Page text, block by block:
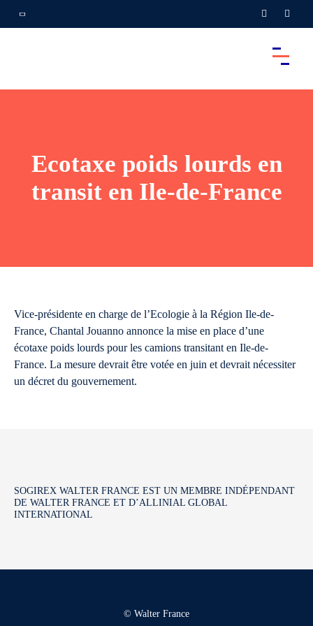
Ecotaxe poids lourds en
transit en Ile-de-France
Vice-présidente en charge de l’Ecologie à la Région Ile-de-
France, Chantal Jouanno annonce la mise en place d’une
écotaxe poids lourds pour les camions transitant en Ile-de-
France. La mesure devrait être votée en juin et devrait nécessiter
un décret du gouvernement.
SOGIREX WALTER FRANCE EST UN MEMBRE INDÉPENDANT
DE WALTER FRANCE ET D’ALLINIAL GLOBAL
INTERNATIONAL
© Walter France